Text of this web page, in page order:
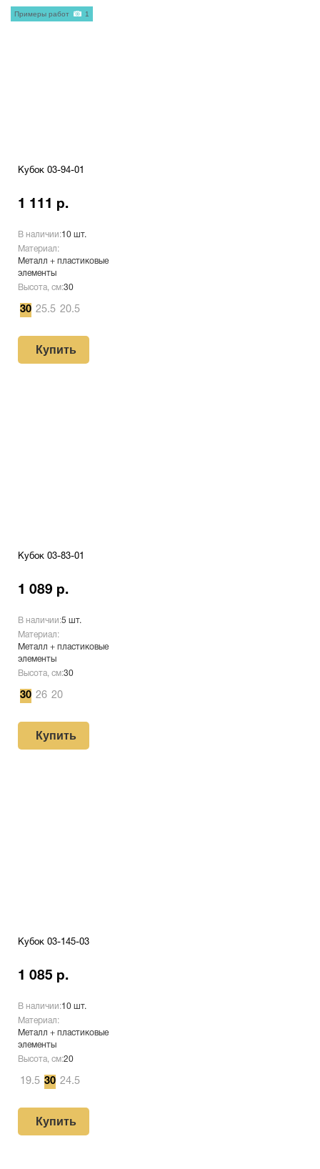
Кубок 03-94-01
1 111 р.
В наличии:10 шт.
Материал:
Металл + пластиковые
элементы
Высота, см:30
30 25.5 20.5
Купить
Примеры работ 1
Кубок 03-83-01
1 089 р.
В наличии:5 шт.
Материал:
Металл + пластиковые
элементы
Высота, см:30
30 26 20
Купить
Кубок 03-145-03
1 085 р.
В наличии:10 шт.
Материал:
Металл + пластиковые
элементы
Высота, см:20
19.5 30 24.5
Купить